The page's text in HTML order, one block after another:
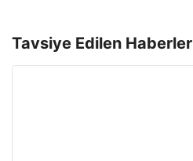
Tavsiye Edilen Haberler